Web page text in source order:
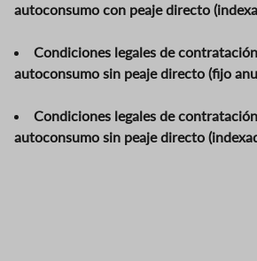
autoconsumo con peaje directo
Condiciones legales de
autoconsumo sin peaje directo (fijo
Condiciones legales de
autoconsumo sin peaje directo